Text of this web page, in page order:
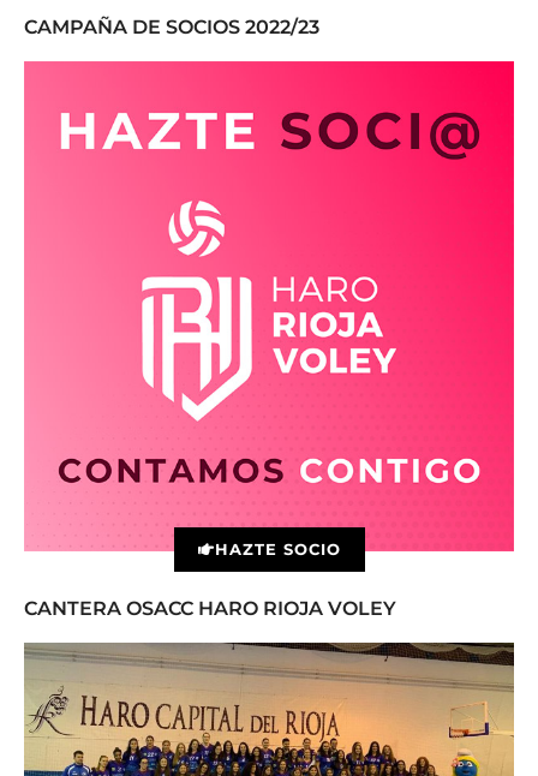
CAMPAÑA DE SOCIOS 2022/23
HAZTE SOCIO
CANTERA OSACC HARO RIOJA VOLEY